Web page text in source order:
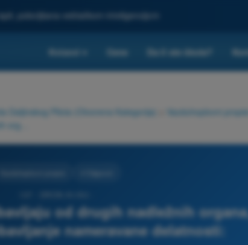
poboljšana veštačkom inteligencijom
Kvizovi Cene Da li ste škola?
Daljinskog Pilota (Otvorena Kategorija) Vazduhoplovni propisi
od drugih nadležnih
nameravane delatnosti: